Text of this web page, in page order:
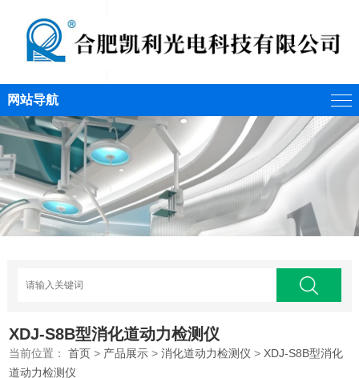
网站导航
XDJ-S8B型消化道动力检测仪
当前位置：首页 > 产品展示 >消化道动力检测仪 >XDJ-S8B型消化
道动力检测仪